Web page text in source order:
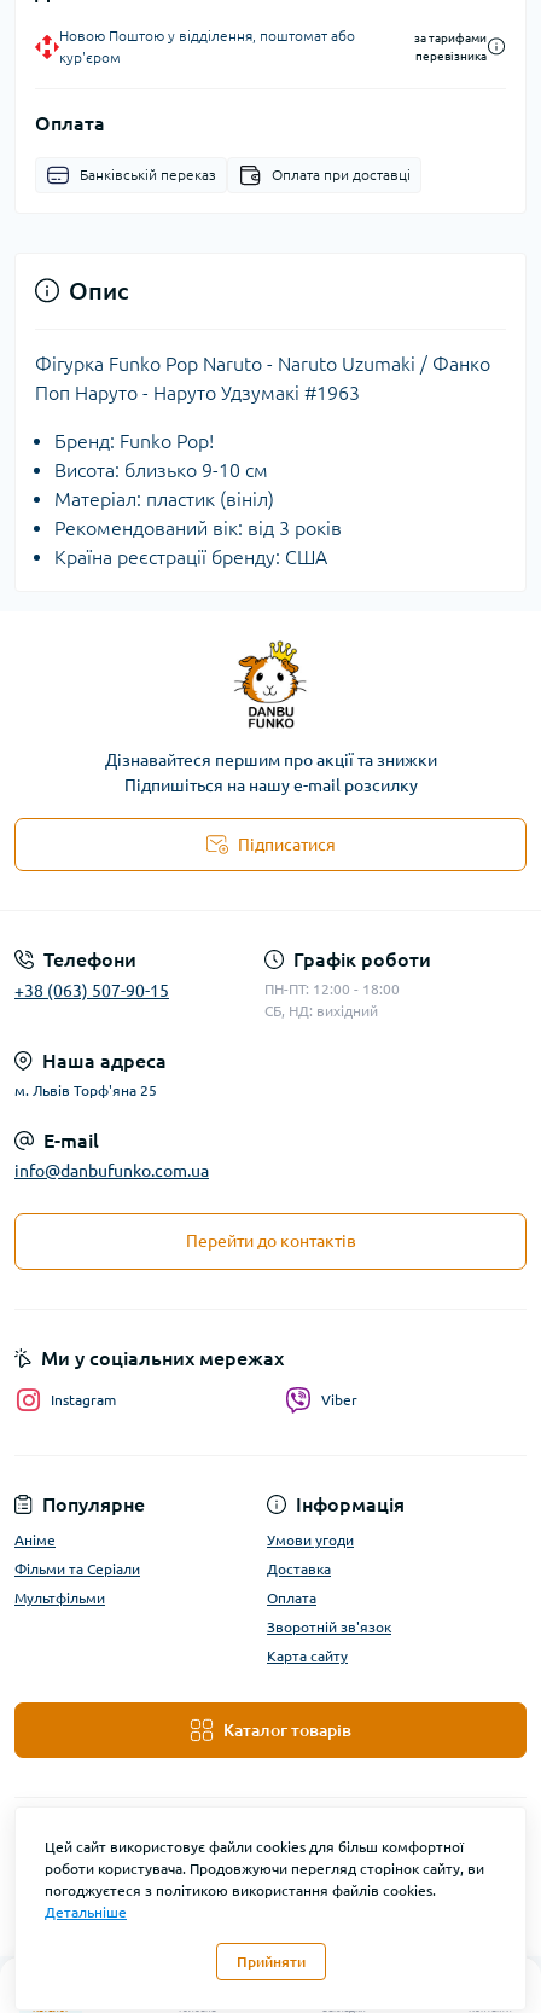
Каталог Головна Закладки Контакти
Новою Поштою у відділення, поштомат або
кур'єром
за тарифами
перевізника
Оплата
Банківській переказ Оплата при доставці
Опис
Фігурка Funko Pop Naruto - Naruto Uzumaki / Фанко
Поп Наруто - Наруто Удзумакі #1963
Бренд: Funko Pop!
Висота: близько 9-10 см
Матеріал: пластик (вініл)
Рекомендований вік: від 3 років
Країна реєстрації бренду: США
Дізнавайтеся першим про акції та знижки
Підпишіться на нашу e-mail розсилку
Підписатися
Телефони
+38 (063) 507-90-15
Графік роботи
ПН-ПТ: 12:00 - 18:00
СБ, НД: вихідний
Наша адреса
м. Львів Торф'яна 25
E-mail
info@danbufunko.com.ua
Перейти до контактів
Популярне
Аніме
Фільми та Серіали
Мультфільми
Інформація
Умови угоди
Доставка
Оплата
Зворотній зв'язок
Карта сайту
Каталог товарів
Ми у соціальних мережах
Instagram Viber
Цей сайт використовує файли cookies для більш комфортної
роботи користувача. Продовжуючи перегляд сторінок сайту, ви
погоджуєтеся з політикою використання файлів cookies.
Детальніше
Прийняти